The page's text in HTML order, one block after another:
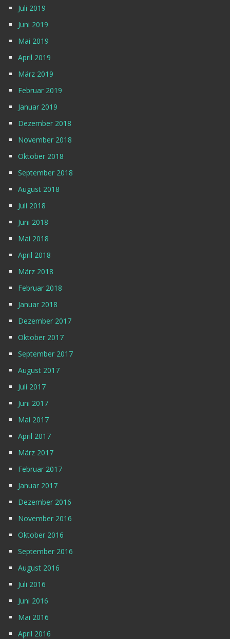
Juli 2019
Juni 2019
Mai 2019
April 2019
März 2019
Februar 2019
Januar 2019
Dezember 2018
November 2018
Oktober 2018
September 2018
August 2018
Juli 2018
Juni 2018
Mai 2018
April 2018
März 2018
Februar 2018
Januar 2018
Dezember 2017
Oktober 2017
September 2017
August 2017
Juli 2017
Juni 2017
Mai 2017
April 2017
März 2017
Februar 2017
Januar 2017
Dezember 2016
November 2016
Oktober 2016
September 2016
August 2016
Juli 2016
Juni 2016
Mai 2016
April 2016